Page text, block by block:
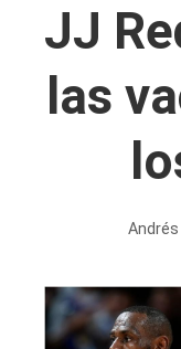
JJ
las